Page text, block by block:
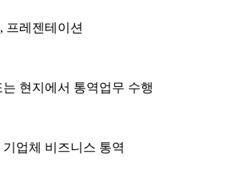
프레젠테이션
현지에서 통역업무 수행
업체 비즈니스 통역